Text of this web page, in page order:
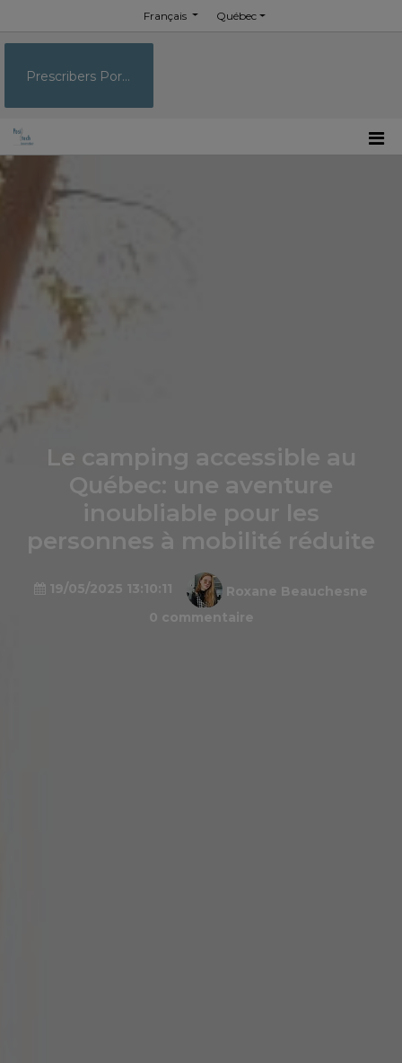
Français Québec
Prescribers Portal
Le camping accessible au
Québec: une aventure
inoubliable pour les
personnes à mobilité réduite
19/05/2025 13:10:11
Roxane Beauchesne
0 commentaire